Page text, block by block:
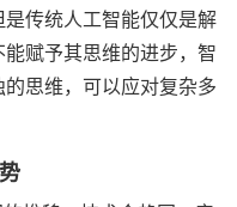
传统人工智能仅仅是解
赋予其思维的进步，智
思维，可以应对复杂多